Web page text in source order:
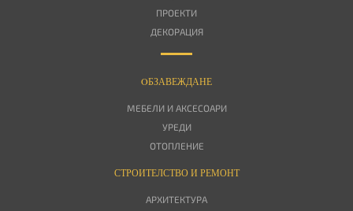
ПРОЕКТИ
ДЕКОРАЦИЯ
OБЗАВЕЖДАНЕ
МЕБЕЛИ И АКСЕСОАРИ
УРЕДИ
ОТОПЛЕНИЕ
СТРОИТЕЛСТВО И РЕМОНТ
АРХИТЕКТУРА